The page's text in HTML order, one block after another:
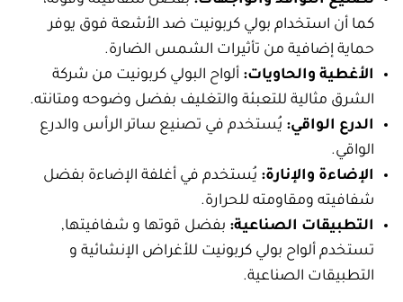
كما أن استخدام بولي كربونيت ضد الأشعة فوق يوفر
حماية إضافية من تأثيرات الشمس الضارة.
الأغطية والحاويات: ألواح البولي كربونيت من شركة
الشرق مثالية للتعبئة والتغليف بفضل وضوحه ومتانته.
الدرع الواقي: يُستخدم في تصنيع ساتر الرأس والدرع
الواقي.
الإضاءة والإنارة: يُستخدم في أغلفة الإضاءة بفضل
شفافيته ومقاومته للحرارة.
التطبيقات الصناعية: بفضل قوتها و شفافيتها,
تستخدم ألواح بولي كربونيت للأغراض الإنشائية و
التطبيقات الصناعية.